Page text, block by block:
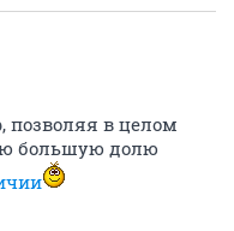
позволяя в целом
большую долю